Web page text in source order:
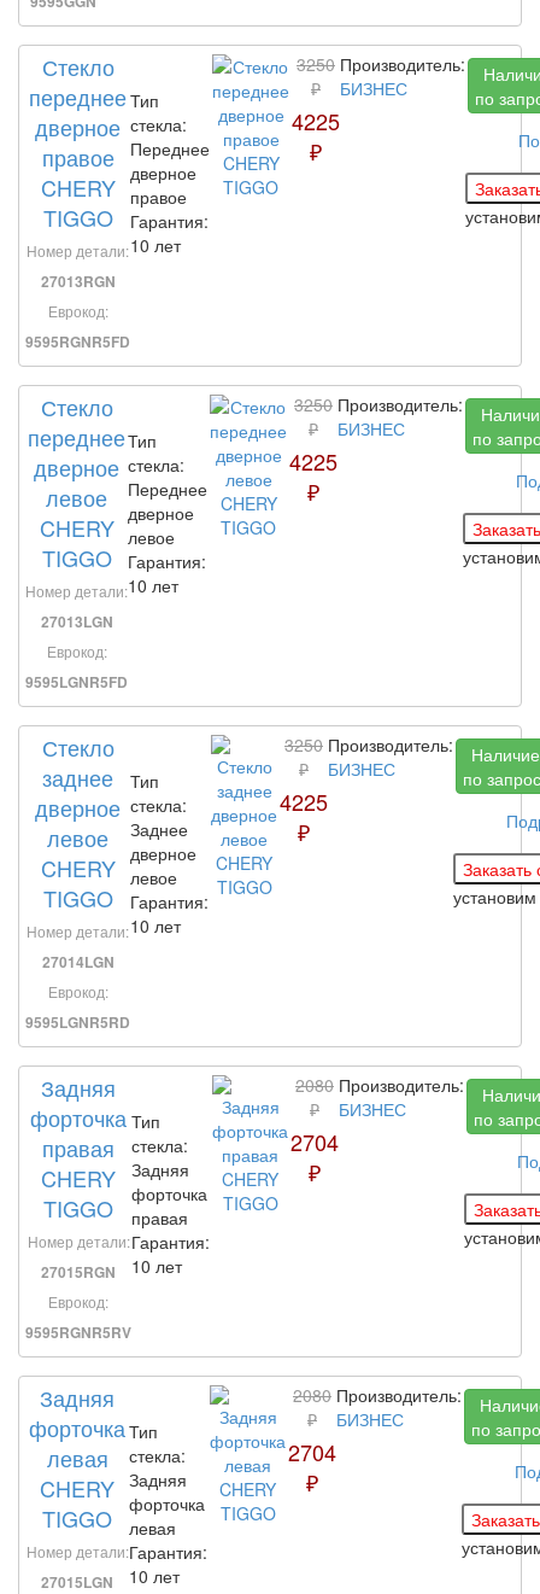
Стекло
переднее
дверное
правое
CHERY
TIGGO
Номер детали:
27013RGN
Еврокод:
9595RGNR5FD
Тип
стекла:
Переднее
дверное
правое
Гарантия:
10 лет
3250
₽
4225
₽
Производитель:
БИЗНЕС
по
Стекло
переднее
дверное
левое
CHERY
TIGGO
Номер детали:
27013LGN
Еврокод:
9595LGNR5FD
Тип
стекла:
Переднее
дверное
левое
Гарантия:
10 лет
3250
₽
4225
₽
Производитель:
БИЗНЕС
по
Стекло
заднее
дверное
левое
CHERY
TIGGO
Номер детали:
27014LGN
Еврокод:
9595LGNR5RD
Тип
стекла:
Заднее
дверное
левое
Гарантия:
10 лет
3250
₽
4225
₽
Производитель:
БИЗНЕС
Наличие
по
установим
Задняя
форточка
правая
CHERY
TIGGO
Номер детали:
27015RGN
Еврокод:
9595RGNR5RV
Тип
стекла:
Задняя
форточка
правая
Гарантия:
10 лет
2080
₽
2704
₽
Производитель:
БИЗНЕС
по
Задняя
форточка
левая
CHERY
TIGGO
Номер детали:
27015LGN
Тип
стекла:
Задняя
форточка
левая
Гарантия:
10 лет
2080
₽
2704
₽
Производитель:
БИЗНЕС
по